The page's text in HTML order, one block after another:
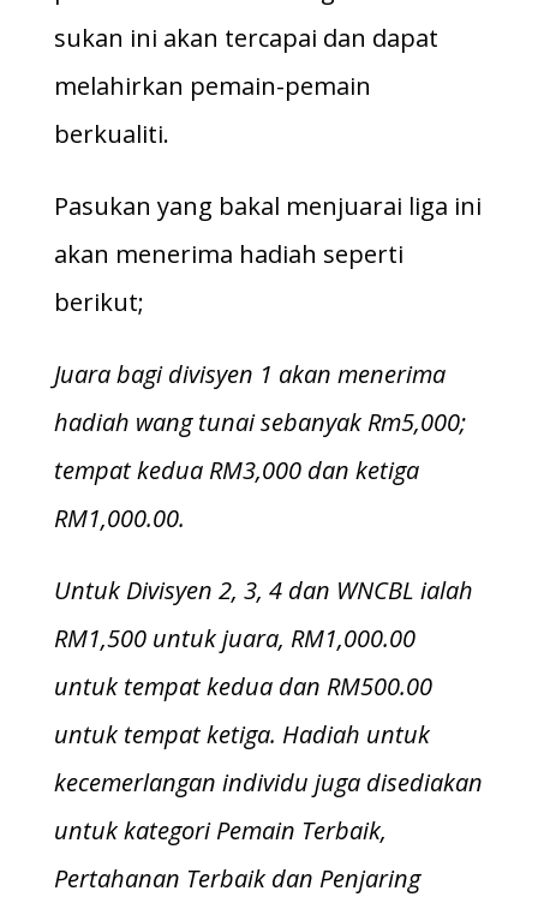
sukan ini akan tercapai dan dapat
melahirkan pemain-pemain
berkualiti.
Pasukan yang bakal menjuarai liga ini
akan menerima hadiah seperti
berikut;
Juara bagi divisyen 1 akan menerima
hadiah wang tunai sebanyak Rm5,000;
tempat kedua RM3,000 dan ketiga
RM1,000.00.
Untuk Divisyen 2, 3, 4 dan WNCBL ialah
RM1,500 untuk juara, RM1,000.00
untuk tempat kedua dan RM500.00
untuk tempat ketiga. Hadiah untuk
kecemerlangan individu juga disediakan
untuk kategori Pemain Terbaik,
Pertahanan Terbaik dan Penjaring